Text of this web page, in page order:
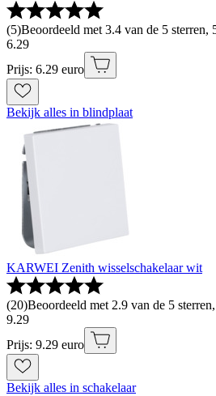
(5)Beoordeeld met 3.4 van de 5 sterren,
6.29
Prijs: 6.29 euro
Bekijk alles in blindplaat
KARWEI Zenith wisselschakelaar wit
(20)Beoordeeld met 2.9 van de 5
9.29
Prijs: 9.29 euro
Bekijk alles in schakelaar